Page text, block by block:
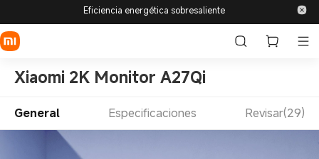
Eficiencia energética sobresaliente
Xiaomi 2K Monitor A27Qi
General Especificaciones Revisar(29)